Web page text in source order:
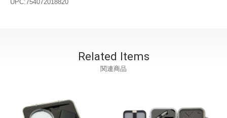
UPC:754072018820
Related Items
関連商品